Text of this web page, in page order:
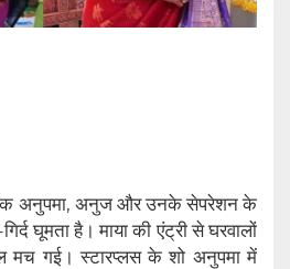
अनुपमा, अनुज और उनके सेपरेशन के
घूमता है। माया की एंट्री से घरवालों
मच गई। स्टारप्लस के शो अनुपमा में